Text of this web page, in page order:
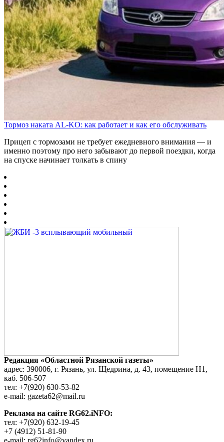
Тормоз наката AL-KO: как работает и как его обслуживать
Прицеп с тормозами не требует ежедневного внимания — и
именно поэтому про него забывают до первой поездки, когда
на спуске начинает толкать в спину
Редакция «Областной Рязанской газеты»
адрес: 390006, г. Рязань, ул. Щедрина, д. 43, помещение Н1,
каб. 506-507
тел: +7(920) 630-53-82
e-mail: gazeta62@mail.ru
Реклама на сайте RG62.iNFO:
тел: +7(920) 632-19-45
+7 (4912) 51-81-90